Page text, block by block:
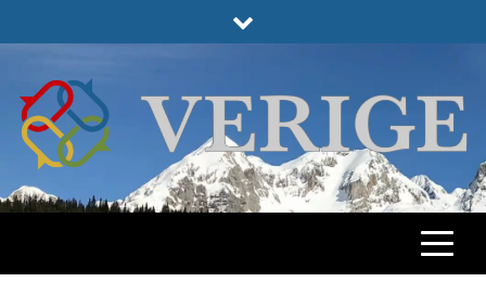
to
VERIGE
ODABRANO